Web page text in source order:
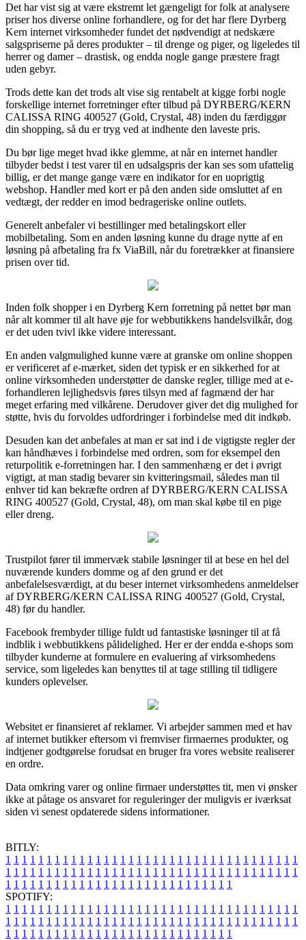
Det har vist sig at være ekstremt let gængeligt for folk at analysere
priser hos diverse online forhandlere, og for det har flere Dyrberg
Kern internet virksomheder fundet det nødvendigt at nedskære
salgspriserne på deres produkter – til drenge og piger, og ligeledes til
herrer og damer – drastisk, og endda nogle gange præstere fragt
uden gebyr.
Trods dette kan det trods alt vise sig rentabelt at kigge forbi nogle
forskellige internet forretninger efter tilbud på DYRBERG/KERN
CALISSA RING 400527 (Gold, Crystal, 48) inden du færdiggør
din shopping, så du er tryg ved at indhente den laveste pris.
Du bør lige meget hvad ikke glemme, at når en internet handler
tilbyder bedst i test varer til en udsalgspris der kan ses som ufattelig
billig, er det mange gange være en indikator for en uoprigtig
webshop. Handler med kort er på den anden side omsluttet af en
vedtægt, der redder en imod bedrageriske online outlets.
Generelt anbefaler vi bestillinger med betalingskort eller
mobilbetaling. Som en anden løsning kunne du drage nytte af en
løsning på afbetaling fra fx ViaBill, når du foretrækker at finansiere
prisen over tid.
Inden folk shopper i en Dyrberg Kern forretning på nettet bør man
når alt kommer til alt have øje for webbutikkens handelsvilkår, dog
er det uden tvivl ikke videre interessant.
En anden valgmulighed kunne være at granske om online shoppen
er verificeret af e-mærket, siden det typisk er en sikkerhed for at
online virksomheden understøtter de danske regler, tillige med at e-
forhandleren lejlighedsvis føres tilsyn med af fagmænd der har
meget erfaring med vilkårene. Derudover giver det dig mulighed for
støtte, hvis du forvoldes udfordringer i forbindelse med dit indkøb.
Desuden kan det anbefales at man er sat ind i de vigtigste regler der
kan håndhæves i forbindelse med ordren, som for eksempel den
returpolitik e-forretningen har. I den sammenhæng er det i øvrigt
vigtigt, at man stadig bevarer sin kvitteringsmail, således man til
enhver tid kan bekræfte ordren af DYRBERG/KERN CALISSA
RING 400527 (Gold, Crystal, 48), om man skal købe til en pige
eller dreng.
Trustpilot fører til immervæk stabile løsninger til at bese en hel del
nuværende kunders domme og af den grund er det
anbefalelsesværdigt, at du beser internet virksomhedens anmeldelser
af DYRBERG/KERN CALISSA RING 400527 (Gold, Crystal,
48) før du handler.
Facebook frembyder tillige fuldt ud fantastiske løsninger til at få
indblik i webbutikkens pålidelighed. Her er der endda e-shops som
tilbyder kunderne at formulere en evaluering af virksomhedens
service, som ligeledes kan benyttes til at tage stilling til tidligere
kunders oplevelser.
Websitet er finansieret af reklamer. Vi arbejder sammen med et hav
af internet butikker eftersom vi fremviser firmaernes produkter, og
indtjener godtgørelse forudsat en bruger fra vores website realiserer
en ordre.
Data omkring varer og online firmaer understøttes tit, men vi ønsker
ikke at påtage os ansvaret for reguleringer der muligvis er iværksat
siden vi senest opdaterede sidens informationer.
BITLY:
1 1 1 1 1 1 1 1 1 1 1 1 1 1 1 1 1 1 1 1 1 1 1 1 1 1 1 1 1 1 1 1 1 1 1 1
1 1 1 1 1 1 1 1 1 1 1 1 1 1 1 1 1 1 1 1 1 1 1 1 1 1 1 1 1 1 1 1 1 1 1 1
1 1 1 1 1 1 1 1 1 1 1 1 1 1 1 1 1 1 1 1 1 1 1 1 1 1 1 1
SPOTIFY:
1 1 1 1 1 1 1 1 1 1 1 1 1 1 1 1 1 1 1 1 1 1 1 1 1 1 1 1 1 1 1 1 1 1 1 1
1 1 1 1 1 1 1 1 1 1 1 1 1 1 1 1 1 1 1 1 1 1 1 1 1 1 1 1 1 1 1 1 1 1 1 1
1 1 1 1 1 1 1 1 1 1 1 1 1 1 1 1 1 1 1 1 1 1 1 1 1 1 1 1